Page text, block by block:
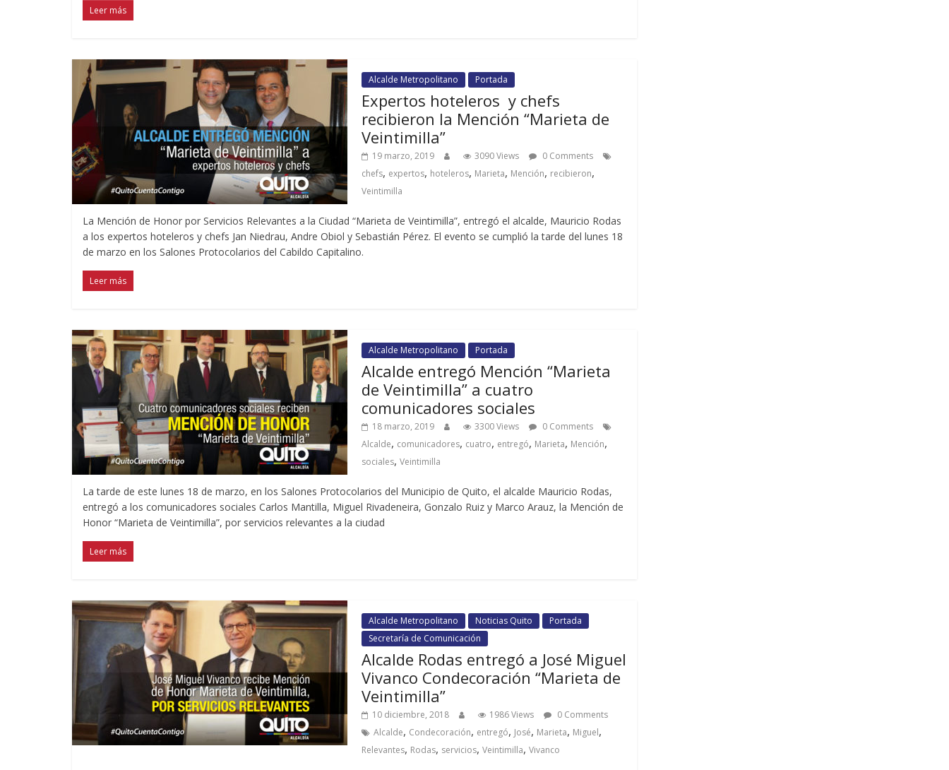
Leer más
Alcalde Metropolitano Portada
Expertos hoteleros y chefs
recibieron la Mención “Marieta de
Veintimilla”
19 marzo, 2019 3090 Views
0 Comments
chefs, expertos, hoteleros, Marieta, Mención, recibieron,
Veintimilla
La Mención de Honor por Servicios Relevantes a la Ciudad “Marieta de Veintimilla”, entregó el alcalde, Mauricio Rodas
a los expertos hoteleros y chefs Jan Niedrau, Andre Obiol y Sebastián Pérez. El evento se cumplió la tarde del lunes 18
de marzo en los Salones Protocolarios del Cabildo Capitalino.
Leer más
Alcalde Metropolitano Portada
Alcalde entregó Mención “Marieta
de Veintimilla” a cuatro
comunicadores sociales
18 marzo, 2019 3300 Views
0 Comments
Alcalde, comunicadores, cuatro, entregó, Marieta, Mención,
sociales, Veintimilla
La tarde de este lunes 18 de marzo, en los Salones Protocolarios del Municipio de Quito, el alcalde Mauricio Rodas,
entregó a los comunicadores sociales Carlos Mantilla, Miguel Rivadeneira, Gonzalo Ruiz y Marco Arauz, la Mención de
Honor “Marieta de Veintimilla”, por servicios relevantes a la ciudad
Leer más
Alcalde Metropolitano Noticias Quito
Portada
Secretaría de Comunicación
Alcalde Rodas entregó a José Miguel
Vivanco Condecoración “Marieta de
Veintimilla”
10 diciembre, 2018 1986 Views
0 Comments
Alcalde, Condecoración, entregó, José, Marieta, Miguel,
Relevantes, Rodas, servicios, Veintimilla, Vivanco